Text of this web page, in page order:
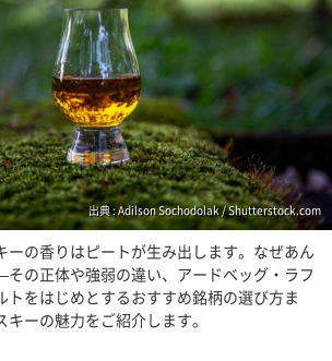
出典 : Adilson Sochodolak / Shutterstock.com
ーの香りはピートが生み出します。なぜあん
の正体や強弱の違い、アードベッグ・ラフ
トをはじめとするおすすめ銘柄の選び方ま
キーの魅力をご紹介します。